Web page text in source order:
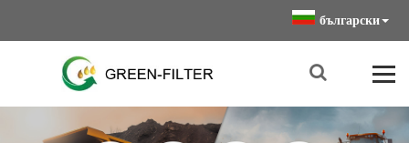
български